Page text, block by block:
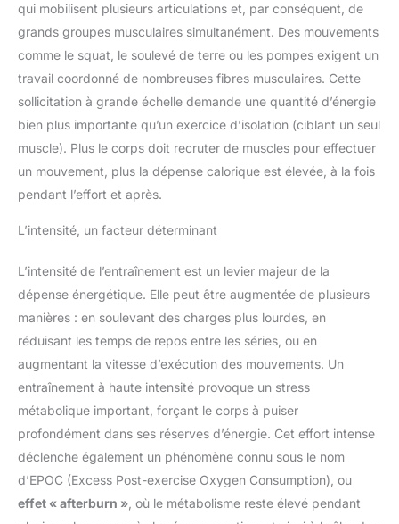
qui mobilisent plusieurs articulations et, par conséquent, de
grands groupes musculaires simultanément. Des mouvements
comme le squat, le soulevé de terre ou les pompes exigent un
travail coordonné de nombreuses fibres musculaires. Cette
sollicitation à grande échelle demande une quantité d’énergie
bien plus importante qu’un exercice d’isolation (ciblant un seul
muscle). Plus le corps doit recruter de muscles pour effectuer
un mouvement, plus la dépense calorique est élevée, à la fois
pendant l’effort et après.
L’intensité, un facteur déterminant
L’intensité de l’entraînement est un levier majeur de la
dépense énergétique. Elle peut être augmentée de plusieurs
manières : en soulevant des charges plus lourdes, en
réduisant les temps de repos entre les séries, ou en
augmentant la vitesse d’exécution des mouvements. Un
entraînement à haute intensité provoque un stress
métabolique important, forçant le corps à puiser
profondément dans ses réserves d’énergie. Cet effort intense
déclenche également un phénomène connu sous le nom
d’EPOC (Excess Post-exercise Oxygen Consumption), ou
effet « afterburn » , où le métabolisme reste élevé pendant